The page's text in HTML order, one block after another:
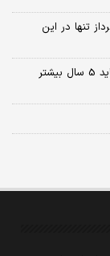
تنها در این
جزئیات صدور احکام بازنشستگی اعلام شد/ این افراد باید 5 سال بیشتر